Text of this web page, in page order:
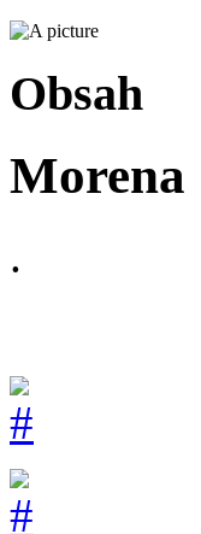
Obsah
Morena
.